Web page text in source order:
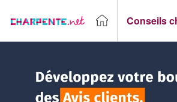
Conseils